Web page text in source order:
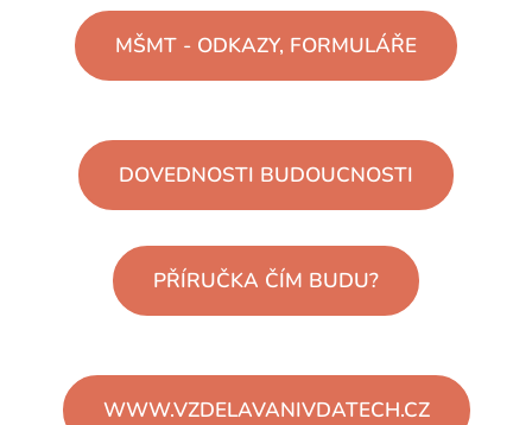
MŠMT - ODKAZY, FORMULÁŘE
DOVEDNOSTI BUDOUCNOSTI
PŘÍRUČKA ČÍM BUDU?
WWW.VZDELAVANIVDATECH.CZ